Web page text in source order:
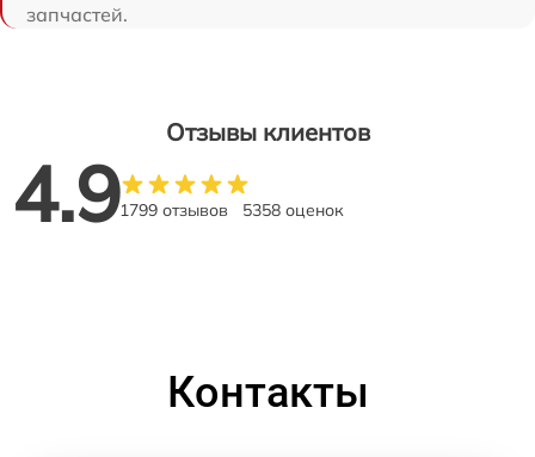
запчастей.
Отзывы клиентов
4.91799 отзывов 5358 оценок
Контакты